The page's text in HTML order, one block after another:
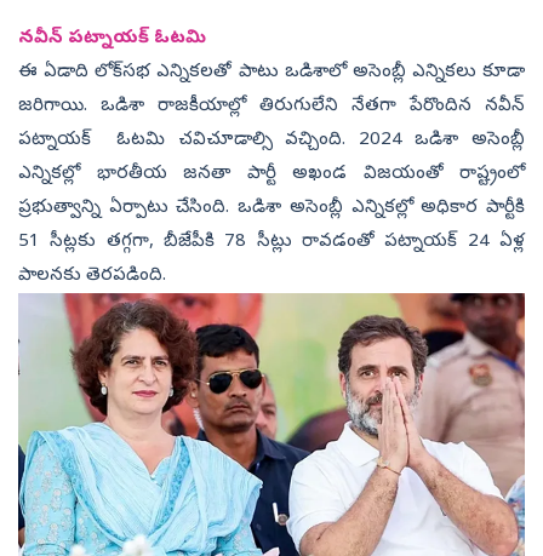
నవీన్ పట్నాయక్ ఓటమి
ఈ ఏడాది లోక్‌సభ ఎన్నికలతో పాటు ఒడిశాలో అసెంబ్లీ ఎన్నికలు కూడా
జరిగాయి. ఒడిశా రాజకీయాల్లో తిరుగులేని నేతగా పేరొందిన నవీన్
పట్నాయక్ ఓటమి చవిచూడాల్సి వచ్చింది. 2024 ఒడిశా అసెంబ్లీ
ఎన్నికల్లో భారతీయ జనతా పార్టీ అఖండ విజయంతో రాష్ట్రంలో
ప్రభుత్వాన్ని ఏర్పాటు చేసింది. ఒడిశా అసెంబ్లీ ఎన్నికల్లో అధికార పార్టీకి
51 సీట్లకు తగ్గగా, బీజేపీకి 78 సీట్లు రావడంతో పట్నాయక్ 24 ఏళ్ల
పాలనకు తెరపడింది.